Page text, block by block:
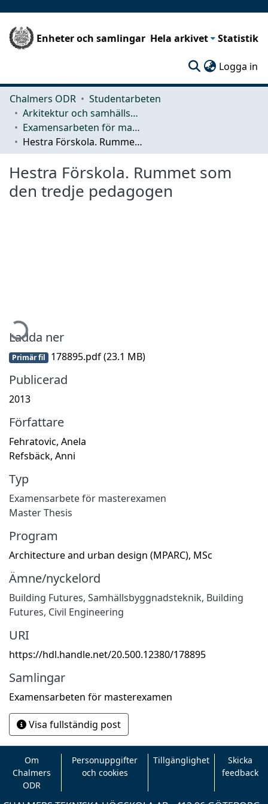
Enheter och samlingar Hela arkivet Statistik
Logga in
Chalmers ODR
Studentarbeten
Arkitektur och samhällsbyggnadsteknik (ACE)
Examensarbeten för masterexamen
Hestra Förskola. Rummet som den tredje pedagogen
Hestra Förskola. Rummet som
den tredje pedagogen
Ladda ner
Primär fil 178895.pdf(23.1 MB)
Publicerad
2013
Författare
Fehratovic, Anela
Refsbäck, Anni
Typ
Examensarbete för masterexamen
Master Thesis
Program
Architecture and urban design (MPARC), MSc
Ämne/nyckelord
Building Futures, Samhällsbyggnadsteknik, Building
Futures, Civil Engineering
URI
https://hdl.handle.net/20.500.12380/178895
Samlingar
Examensarbeten för masterexamen
Visa fullständig post
Om
Chalmers
ODR
Personuppgifter
och cookies
Tillgänglighet
Skicka
feedback